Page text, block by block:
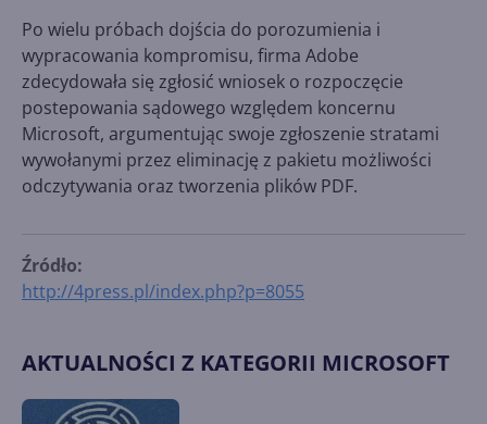
Po wielu próbach dojścia do porozumienia i
wypracowania kompromisu, firma Adobe
zdecydowała się zgłosić wniosek o rozpoczęcie
postepowania sądowego względem koncernu
Microsoft, argumentując swoje zgłoszenie stratami
wywołanymi przez eliminację z pakietu możliwości
odczytywania oraz tworzenia plików PDF.
Źródło:
http://4press.pl/index.php?p=8055
AKTUALNOŚCI Z KATEGORII MICROSOFT